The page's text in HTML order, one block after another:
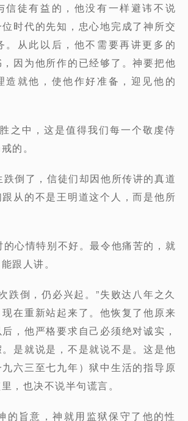
信徒有益的，他没有一样避讳不说
时代的先知，忠心地完成了神所交
。从此以后，他不需要再讲更多的
因为他所作的已经够了。神要把他
造就他，使他作好准备，迎见他的
之中，这是值得我们每一个敬虔侍
的。
倒了，信徒们却因他所传讲的真道
从的不是王明道这个人，而是他所
心情特别不好。最令他痛苦的，就
跟人讲。
跌倒，仍必兴起。”失败达八年之久
在重新站起来了。他恢复了他原来
，他严格要求自己必须绝对诚实，
是就说是，不是就说不是。这是他
六三至七九年）狱中生活的指导原
，也决不说半句谎言。
的旨意，神就用监狱保守了他的性